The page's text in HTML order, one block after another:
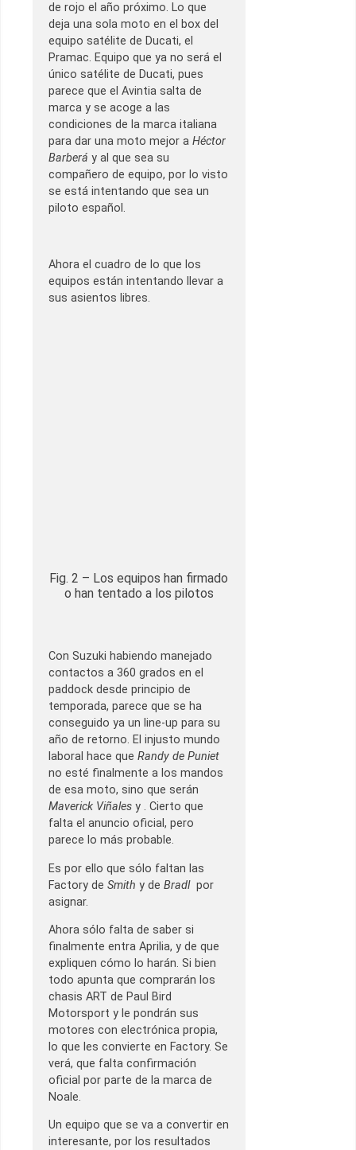
de rojo el año próximo. Lo que
deja una sola moto en el box del
equipo satélite de Ducati, el
Pramac. Equipo que ya no será el
único satélite de Ducati, pues
parece que el Avintia salta de
marca y se acoge a las
condiciones de la marca italiana
para dar una moto mejor a Héctor
Barberá y al que sea su
compañero de equipo, por lo visto
se está intentando que sea un
piloto español.
Ahora el cuadro de lo que los
equipos están intentando llevar a
sus asientos libres.
Fig. 2 – Los equipos han firmado
o han tentado a los pilotos
Con Suzuki habiendo manejado
contactos a 360 grados en el
paddock desde principio de
temporada, parece que se ha
conseguido ya un line-up para su
año de retorno. El injusto mundo
laboral hace que Randy de Puniet
no esté finalmente a los mandos
de esa moto, sino que serán
Maverick Viñales y . Cierto que
falta el anuncio oficial, pero
parece lo más probable.
Es por ello que sólo faltan las
Factory de Smith y de Bradl por
asignar.
Ahora sólo falta de saber si
finalmente entra Aprilia, y de que
expliquen cómo lo harán. Si bien
todo apunta que comprarán los
chasis ART de Paul Bird
Motorsport y le pondrán sus
motores con electrónica propia,
lo que les convierte en Factory. Se
verá, que falta confirmación
oficial por parte de la marca de
Noale.
Un equipo que se va a convertir en
interesante, por los resultados